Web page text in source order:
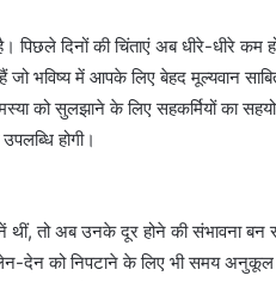
दिनों की चिंताएं अब धीरे-धीरे कम
भविष्य में आपके लिए बेहद मूल्यवान साबित
को सुलझाने के लिए सहकर्मियों का
होगी।
तो अब उनके दूर होने की संभावना बन
देन को निपटाने के लिए भी समय अनुकूल